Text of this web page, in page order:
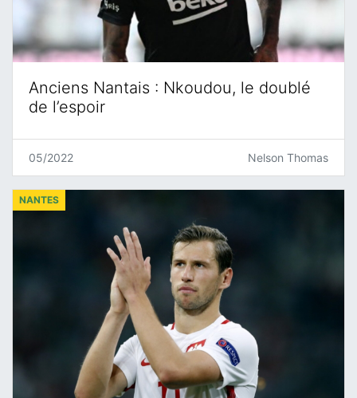
Anciens Nantais : Nkoudou, le doublé
de l’espoir
05/2022 Nelson Thomas
NANTES